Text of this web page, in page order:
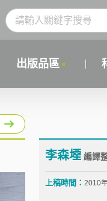
出版品區
李森堙編譯
上稿時間： 2010